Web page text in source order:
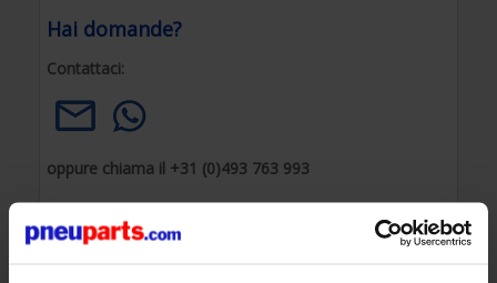
Hai domande?
Contattaci:
oppure chiama il +31 (0)493 763 993
17:00